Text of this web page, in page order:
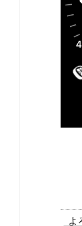
よ